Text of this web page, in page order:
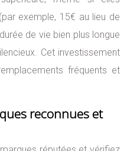
exemple, 15€ au lieu de
de vie bien plus longue
Cet investissement
fréquents et
reconnues et